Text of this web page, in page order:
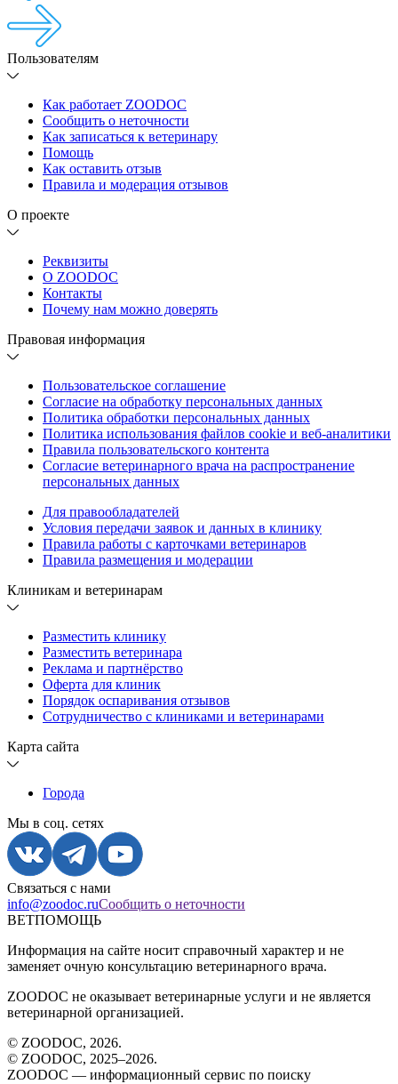
Пользователям
Как работает ZOODOC
Сообщить о неточности
Как записаться к ветеринару
Помощь
Как оставить отзыв
Правила и модерация отзывов
О проекте
Реквизиты
О ZOODOC
Контакты
Почему нам можно доверять
Правовая информация
Пользовательское соглашение
Согласие на обработку персональных данных
Политика обработки персональных данных
Политика использования файлов cookie и веб-аналитики
Правила пользовательского контента
Согласие ветеринарного врача на распространение
персональных данных
Для правообладателей
Условия передачи заявок и данных в клинику
Правила работы с карточками ветеринаров
Правила размещения и модерации
Клиникам и ветеринарам
Разместить клинику
Разместить ветеринара
Реклама и партнёрство
Оферта для клиник
Порядок оспаривания отзывов
Сотрудничество с клиниками и ветеринарами
Карта сайта
Города
Мы в соц. сетях
Связаться с нами
info@zoodoc.ruСообщить о неточности
ВЕТПОМОЩЬ
Информация на сайте носит справочный характер и не
заменяет очную консультацию ветеринарного врача.
ZOODOC не оказывает ветеринарные услуги и не является
ветеринарной организацией.
© ZOODOC, 2026.
© ZOODOC, 2025–2026.
ZOODOC — информационный сервис по поиску